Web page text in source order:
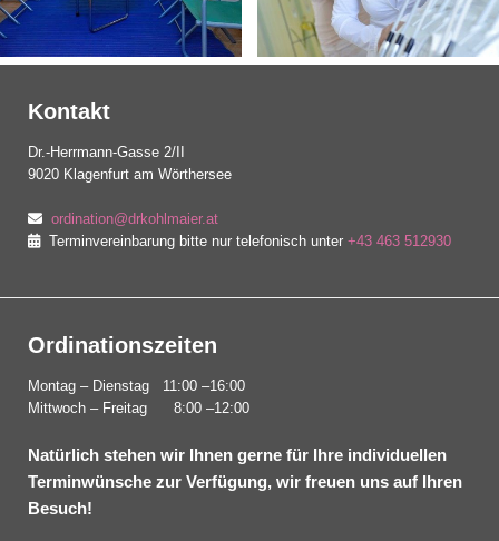
Kontakt
Dr.-Herrmann-Gasse 2/II
9020 Klagenfurt am Wörthersee
 ordination@drkohlmaier.at
 Terminvereinbarung bitte nur telefonisch unter +43 463 512930
Ordinationszeiten
Montag – Dienstag 11:00 –16:00
Mittwoch – Freitag 8:00 –12:00
Natürlich stehen wir Ihnen gerne für Ihre individuellen
Terminwünsche zur Verfügung, wir freuen uns auf Ihren
Besuch!